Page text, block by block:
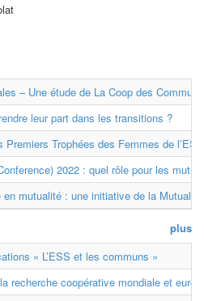
– Une étude de La Coop des
leur part dans les transitions ?
Premiers Trophées des Femmes de
2022 : quel rôle pour les
mutualité : une initiative de la
plus
« L’ESS et les communs »
recherche coopérative mondiale et